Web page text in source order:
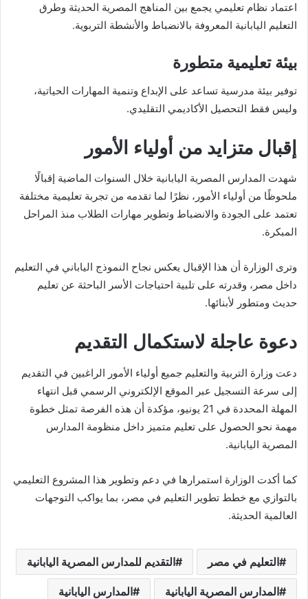
اعتماد نظام تعليمي يجمع بين المناهج المصرية الحديثة وطرق
التعليم اليابانية المعروفة بالانضباط والأنشطة التربوية.
بيئة تعليمية متطورة
توفير بيئة مدرسية تساعد على الإبداع وتنمية المهارات الحياتية،
وليس فقط التحصيل الأكاديمي التقليدي.
إقبال متزايد من أولياء الأمور
شهدت المدارس المصرية اليابانية خلال السنوات الماضية إقبالًا
ملحوظًا من أولياء الأمور، نظرًا لما تقدمه من تجربة تعليمية مختلفة
تعتمد على الجودة والانضباط وتطوير مهارات الطلاب منذ المراحل
المبكرة.
وترى الوزارة أن هذا الإقبال يعكس نجاح النموذج الياباني في التعليم
داخل مصر، وقدرته على تلبية احتياجات الأسر الباحثة عن تعليم
حديث ومتطور لأبنائها.
دعوة عاجلة لاستكمال التقديم
دعت وزارة التربية والتعليم جميع أولياء الأمور الراغبين في التقديم
إلى سرعة التسجيل عبر الموقع الإلكتروني الرسمي قبل انتهاء
المهلة المحددة في 21 يونيو، مؤكدة أن هذه الفرصة تمثل خطوة
مهمة نحو الحصول على تعليم متميز داخل منظومة المدارس
المصرية اليابانية.
كما أكدت الوزارة استمرارها في دعم وتطوير هذا المشروع التعليمي
بالتوازي مع خطط تطوير التعليم في مصر، بما يواكب التوجهات
العالمية الحديثة.
التعليم في مصر التقديم للمدارس المصرية اليابانية
المدارس المصرية اليابانية المدارس اليابانية